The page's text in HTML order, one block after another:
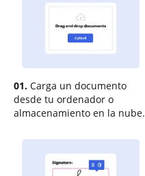
01. Carga un documento
desde tu ordenador o
almacenamiento en la nube.